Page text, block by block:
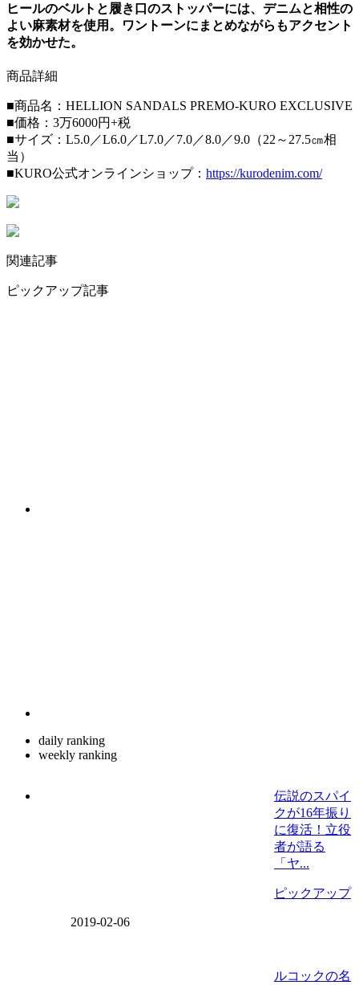
ヒールのベルトと履き口のストッパーには、デニムと相性の
よい麻素材を使用。ワントーンにまとめながらもアクセント
を効かせた。
商品詳細
■商品名：HELLION SANDALS PREMO-KURO EXCLUSIVE
■価格：3万6000円+税
■サイズ：L5.0／L6.0／L7.0／7.0／8.0／9.0（22～27.5㎝相
当）
■KURO公式オンラインショップ： https://kurodenim.com/
関連記事
ピックアップ記事
daily ranking
weekly ranking
伝説のスパイ
クが16年振り
に復活！立役
者が語る
「ヤ...
ピックアップ
2019-02-06
ルコックの名